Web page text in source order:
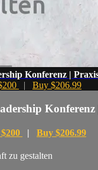
Konferenz |
| Buy $206.99
Konferenz
| Buy $206.99
zu gestalten